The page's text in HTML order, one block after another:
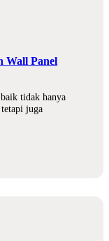
Wall Panel
tidak hanya
juga